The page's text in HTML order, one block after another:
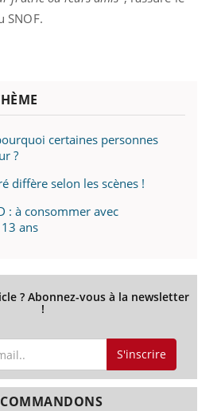
SNOF.
certaines personnes
?
diffère selon les scènes !
: à consommer avec
ans
? Abonnez-vous à la newsletter
!
S'inscrire